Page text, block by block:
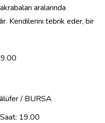
aralarında
Kendilerini tebrik eder, bir
/ BURSA
19.00